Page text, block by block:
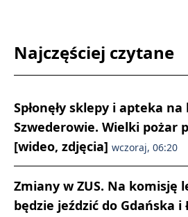
Najczęściej czytane
Spłonęły sklepy i apteka
Szwederowie. Wielki pożar
[wideo, zdjęcia] wczoraj, 06:20
Zmiany w ZUS. Na komisję
będzie jeździć do Gdańska i